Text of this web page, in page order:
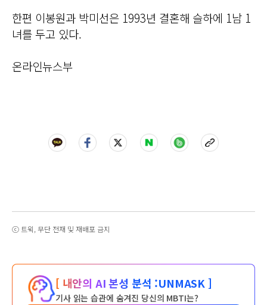
한편 이봉원과 박미선은 1993년 결혼해 슬하에 1남 1
녀를 두고 있다.
온라인뉴스부
ⓒ 트윅, 무단 전재 및 재배포 금지
[ 내안의 AI 본성 분석 :UNMASK ]
기사 읽는 습관에 숨겨진 당신의 MBTI는?